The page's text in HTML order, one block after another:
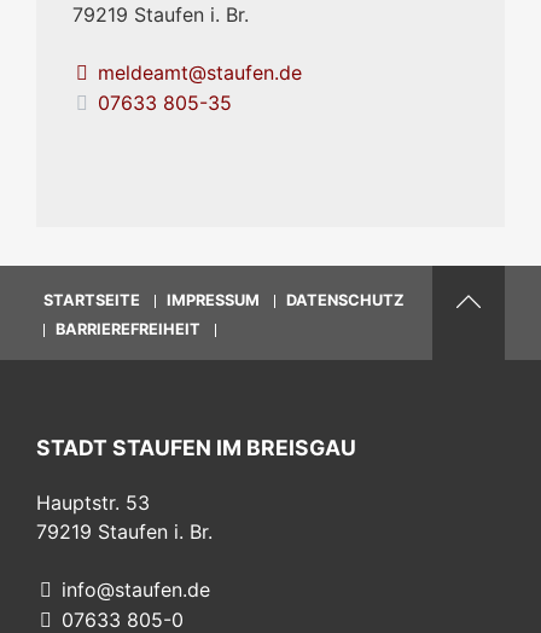
79219 Staufen i. Br.
meldeamt@staufen.de
07633 805-35
STARTSEITE IMPRESSUM
DATENSCHUTZ
BARRIEREFREIHEIT
STADT STAUFEN IM BREISGAU
Hauptstr. 53
79219 Staufen i. Br.
info@staufen.de
07633 805-0